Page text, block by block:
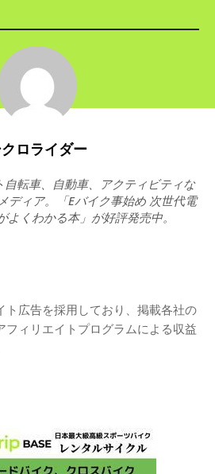
ロライダー
自転車、自動車、アクティビティな
ディア。「Eバイク事始め 次世代電
よくわかる本」が好評発売中。
ト広告を採用しており、掲載各社の
フィリエイトプログラムによる収益